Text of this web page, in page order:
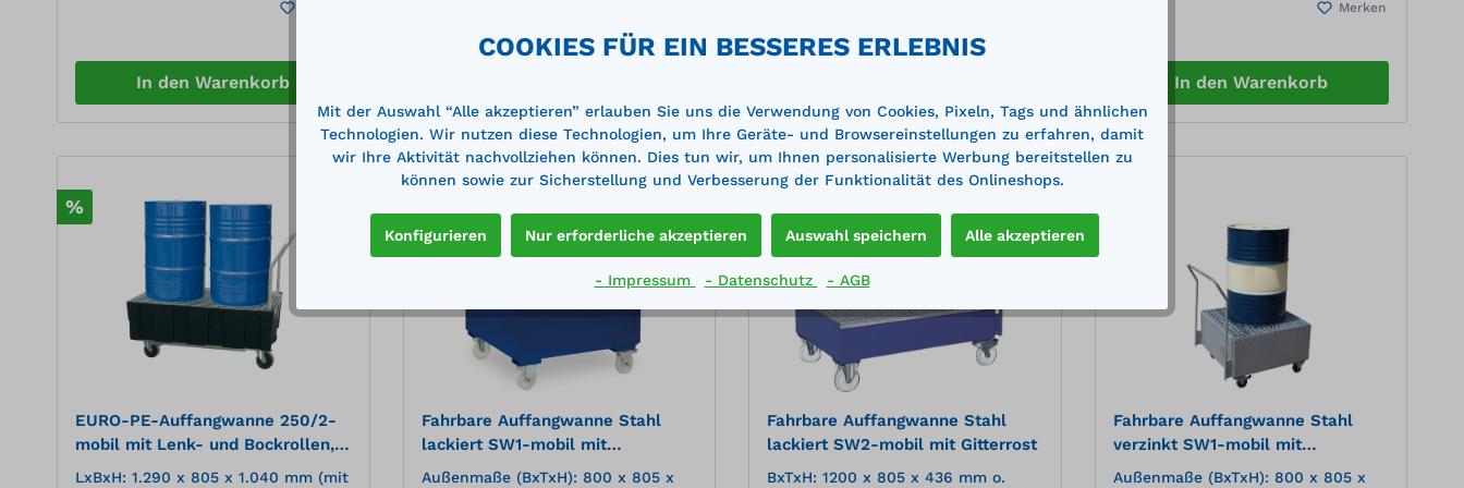
verschiedenen Verbrauchsstellen
Schiebegriffe Stabile, verzinkte
In den Warenkorb
3 mm Stahlblech Verzinkter
Stahlblechplatte mit
Quadratlochung (10 mm)
3 mm Stahlblech Verzinkter
Stahlblechplatte mit
Quadratlochung (10 mm)
chemische Beständigkeit Mobilität
Positionieren
Merken
In den Warenkorb
%
EURO-PE-Auffangwanne 250/2-
mobil mit Lenk- und Bockrollen,
verz. Gitterrost und Zulassung
LxBxH: 1.290 x 805 x 1.040 mm (mit
Fahrbare Auffangwanne Stahl
lackiert SW1-mobil mit
verzinktem Gitterrost
Außenmaße (BxTxH): 800 x 805 x
Fahrbare Auffangwanne Stahl
lackiert SW2-mobil mit Gitterrost
BxTxH: 1200 x 805 x 436 mm o.
Fahrbare Auffangwanne Stahl
verzinkt SW1-mobil mit
verzinktem Gitterrost
Außenmaße (BxTxH): 800 x 805 x
COOKIES FÜR EIN BESSERES ERLEBNIS
Mit der Auswahl “Alle akzeptieren” erlauben Sie uns die Verwendung von Cookies, Pixeln, Tags und ähnlichen
Technologien. Wir nutzen diese Technologien, um Ihre Geräte- und Browsereinstellungen zu erfahren, damit
wir Ihre Aktivität nachvollziehen können. Dies tun wir, um Ihnen personalisierte Werbung bereitstellen zu
können sowie zur Sicherstellung und Verbesserung der Funktionalität des Onlineshops.
Konfigurieren Nur erforderliche akzeptieren Auswahl speichern Alle akzeptieren
- Impressum - Datenschutz - AGB